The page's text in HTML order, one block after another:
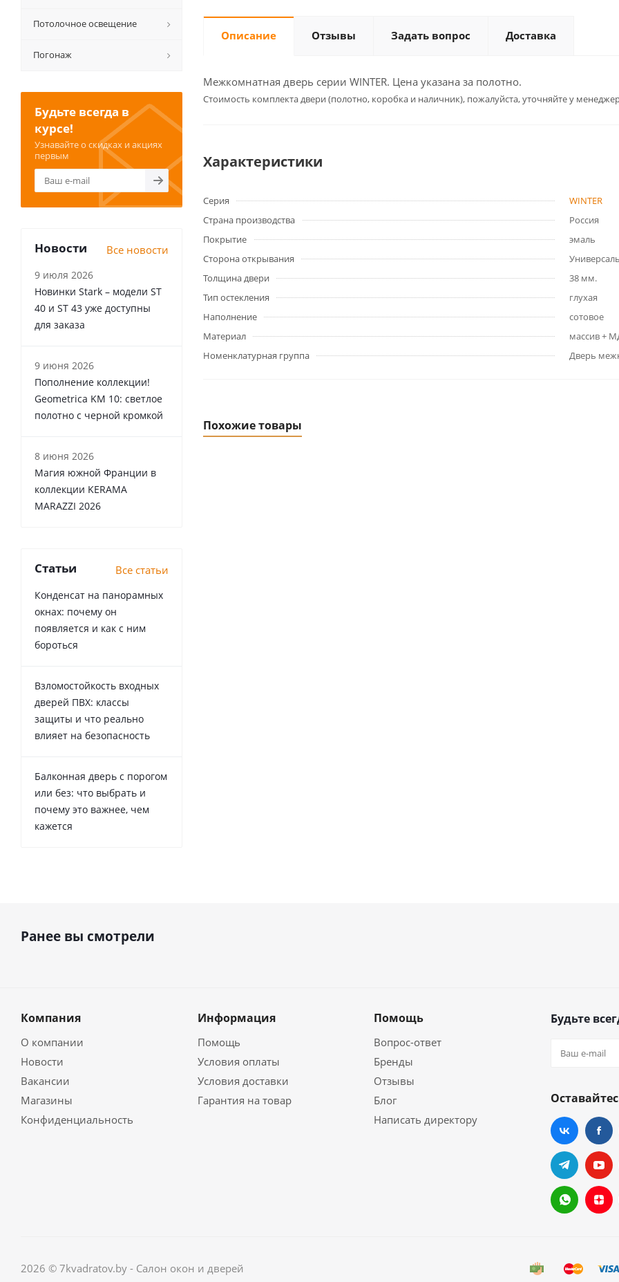
Описание Отзывы Задать вопрос Доставка
Межкомнатная дверь серии WINTER. Цена указана за полотно.
Cтоимость комплекта двери (полотно, коробка и наличник), пожалуйста, уточняйте у
Характеристики
Серия
WINTER
Страна производства
Россия
Покрытие
эмаль
Сторона открывания
Толщина двери
38 мм.
Тип остекления
глухая
Наполнение
сотовое
Материал
массив +
Номенклатурная группа
Дверь
Похожие товары
Потолочное освещение
Погонаж
Будьте всегда в
курсе!
Узнавайте о скидках и акциях
первым
Новости Все новости
9 июля 2026
Новинки Stark – модели ST
40 и ST 43 уже доступны
для заказа
9 июня 2026
Пополнение коллекции!
Geometrica KM 10: светлое
полотно с черной кромкой
8 июня 2026
Магия южной Франции в
коллекции KERAMA
MARAZZI 2026
Статьи Все статьи
Конденсат на панорамных
окнах: почему он
появляется и как с ним
бороться
Взломостойкость входных
дверей ПВХ: классы
защиты и что реально
влияет на безопасность
Балконная дверь с порогом
или без: что выбрать и
почему это важнее, чем
кажется
Ранее вы смотрели
Компания
О компании
Новости
Вакансии
Магазины
Конфиденциальность
Информация
Помощь
Условия оплаты
Условия доставки
Гарантия на товар
Помощь
Вопрос-ответ
Бренды
Отзывы
Блог
Написать директору
Будьте
2026 © 7kvadratov.by - Салон окон и дверей